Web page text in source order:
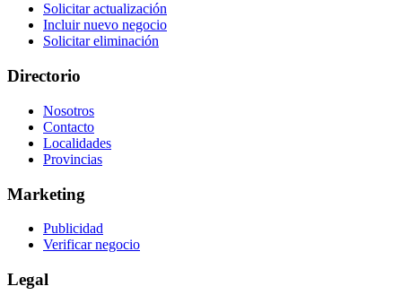
Solicitar actualización
Incluir nuevo negocio
Solicitar eliminación
Directorio
Nosotros
Contacto
Localidades
Provincias
Marketing
Publicidad
Verificar negocio
Legal